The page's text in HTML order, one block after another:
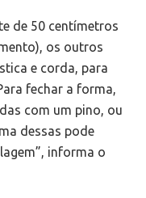
de 50 centímetros
os outros
e corda, para
fechar a forma,
com um pino, ou
dessas pode
informa o